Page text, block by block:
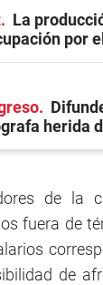
La
por
herida
de la
fuera de
de